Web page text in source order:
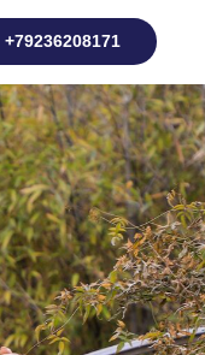
+79236208171